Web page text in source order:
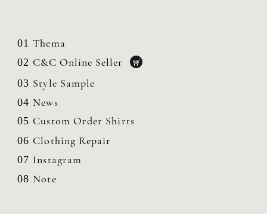
01 Thema
02 C&C Online Seller
03 Style Sample
04 News
05 Custom Order Shirts
06 Clothing Repair
07 Instagram
08 Note